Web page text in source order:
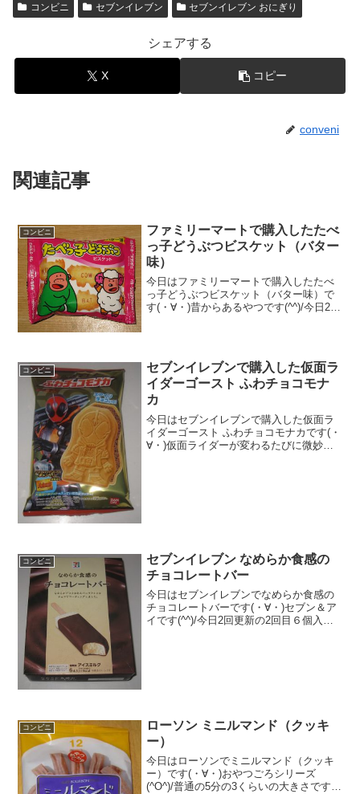
コンビニ セブンイレブン セブンイレブン おにぎり
シェアする
X コピー
conveni
関連記事
コンビニ
ファミリーマートで購入したたべ
っ子どうぶつビスケット（バター
味）
今日はファミリーマートで購入したたべ
っ子どうぶつビスケット（バター味）で
す(・∀・)昔からあるやつです(^^)/今日2回
コンビニ
セブンイレブンで購入した仮面ラ
イダーゴースト ふわチョコモナ
カ
今日はセブンイレブンで購入した仮面ラ
イダーゴースト ふわチョコモナカです(・
∀・)仮面ライダーが変わるたびに微妙な
コンビニ
セブンイレブン なめらか食感の
チョコレートバー
今日はセブンイレブンでなめらか食感の
チョコレートバーです(・∀・)セブン＆ア
イです(^^)/今日2回更新の2回目６個入り
コンビニ
ローソン ミニルマンド（クッキ
ー）
今日はローソンでミニルマンド（クッキ
ー）です(・∀・)おやつごろシリーズ
(^O^)/普通の5分の3くらいの大きさです！